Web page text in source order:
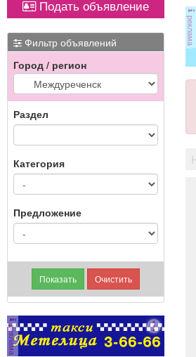
откатные ворота; все
виды сварочных работ;
металлоконструкции;
бетонные работы
любой сложности.
10%.
откатные ворота; все
виды сварочных работ;
металлоконструкции;
бетонные работы
любой сложности.
10%.
Подать объявление
Фильтр объявлений
Город / регион
Раздел
Категория
Предложение
реклама
реклама